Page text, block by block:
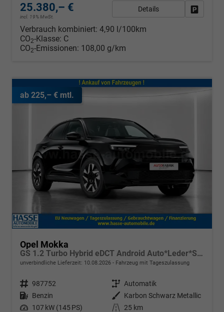
25.380,– €
incl. 19% MwSt.
Details
Verbrauch kombiniert: 4,90 l/100km
CO2-Klasse: C
CO2-Emissionen: 108,00 g/km
ab 225,– € mtl.
Opel Mokka
GS 1.2 Turbo Hybrid eDCT Android Auto*Leder*SHZ*Keyless*Kamera*Klimaauto*LED*
unverbindliche Lieferzeit: 10.08.2026 Fahrzeug mit Tageszulassung
Fahrzeugnr. 987752 Getriebe Automatik
Kraftstoff Benzin Außenfarbe
Karbon Schwarz Metallic
Leistung 107 kW (145 PS) Kilometerstand
25 km